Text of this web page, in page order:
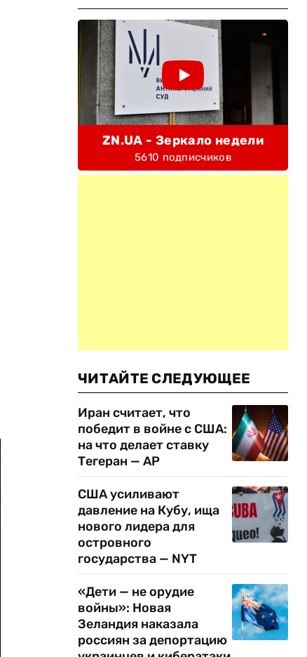
ZN.UA - Зеркало недели
5610 подписчиков
ЧИТАЙТЕ СЛЕДУЮЩЕЕ
Иран считает, что
победит в войне с США:
на что делает ставку
Тегеран — AP
США усиливают
давление на Кубу, ища
нового лидера для
островного
государства — NYT
«Дети — не орудие
войны»: Новая
Зеландия наказала
россиян за депортацию